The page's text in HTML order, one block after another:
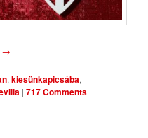
→
,kiesünkapicsába,
|717 Comments